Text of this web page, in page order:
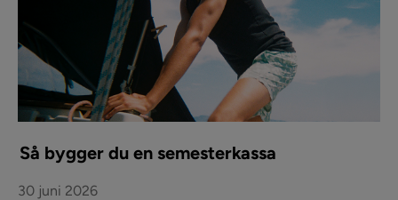
Så bygger du en semesterkassa
30 juni 2026